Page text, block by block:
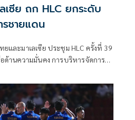
ถก HLC ยกระดับ
ชายแดน
และมาเลเซีย ประชุม HLC ครั้งที่ 39
ด้านความมั่นคง การบริหารจัดการ